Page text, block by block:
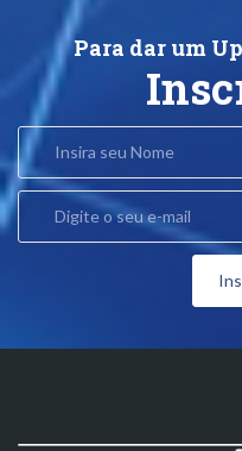
Para dar um